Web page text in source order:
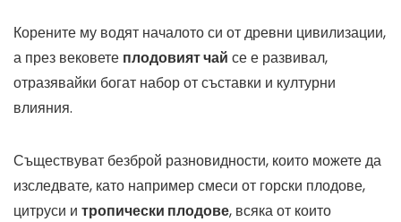
Корените му водят началото си от древни цивилизации,
а през вековете плодовият чай се е развивал,
отразявайки богат набор от съставки и културни
влияния.
Съществуват безброй разновидности, които можете да
изследвате, като например смеси от горски плодове,
цитруси и тропически плодове, всяка от които